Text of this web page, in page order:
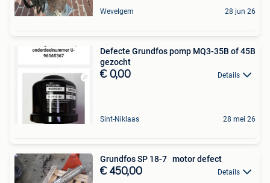
Wevelgem 28 jun 26
Defecte Grundfos pomp MQ3-35B of 45B
gezocht
€ 0,00 Details
Sint-Niklaas 28 mei 26
Grundfos SP 18-7 motor defect
€ 450,00 Details